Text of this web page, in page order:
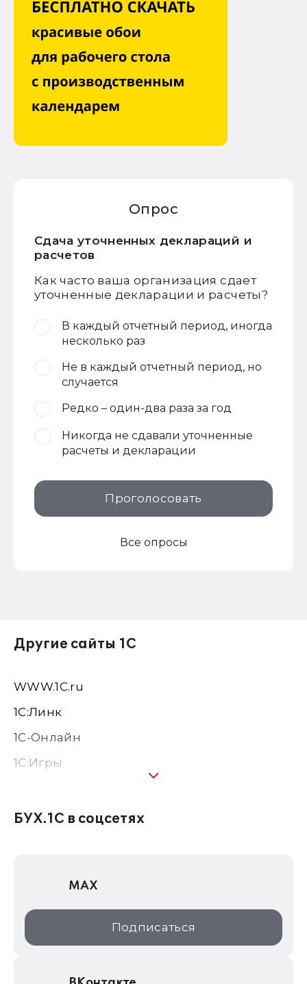
Опрос
Сдача уточненных деклараций и
расчетов
Как часто ваша организация сдает
уточненные декларации и расчеты?
В каждый отчетный период, иногда
несколько раз
Не в каждый отчетный период, но
случается
Редко – один-два раза за год
Никогда не сдавали уточненные
расчеты и декларации
Проголосовать
Все опросы
Другие сайты 1С
WWW.1С.ru
1С:Линк
1С-Онлайн
1C:Игры
1С:Консалтинг
1С:Дистрибьюция
1С:Образование
ИТС.1C.ru
БУХ.1С в соцсетях
MAX
Подписаться